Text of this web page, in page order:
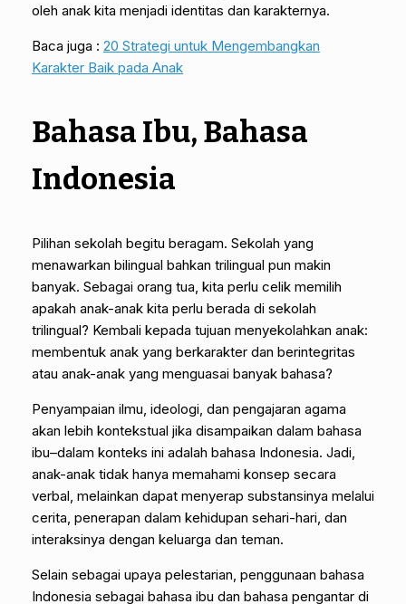
oleh anak kita menjadi identitas dan karakternya.
Baca juga : 20 Strategi untuk Mengembangkan
Karakter Baik pada Anak
Bahasa Ibu, Bahasa
Indonesia
Pilihan sekolah begitu beragam. Sekolah yang
menawarkan bilingual bahkan trilingual pun makin
banyak. Sebagai orang tua, kita perlu celik memilih
apakah anak-anak kita perlu berada di sekolah
trilingual? Kembali kepada tujuan menyekolahkan anak:
membentuk anak yang berkarakter dan berintegritas
atau anak-anak yang menguasai banyak bahasa?
Penyampaian ilmu, ideologi, dan pengajaran agama
akan lebih kontekstual jika disampaikan dalam bahasa
ibu–dalam konteks ini adalah bahasa Indonesia. Jadi,
anak-anak tidak hanya memahami konsep secara
verbal, melainkan dapat menyerap substansinya melalui
cerita, penerapan dalam kehidupan sehari-hari, dan
interaksinya dengan keluarga dan teman.
Selain sebagai upaya pelestarian, penggunaan bahasa
Indonesia sebagai bahasa ibu dan bahasa pengantar di